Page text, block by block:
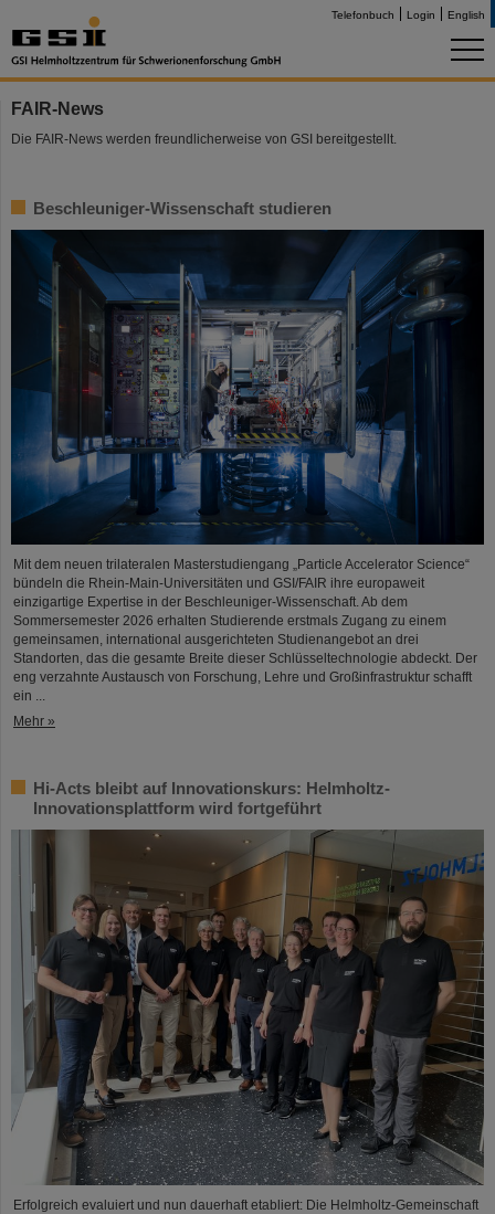
Telefonbuch Login English
FAIR-News
Die FAIR-News werden freundlicherweise von GSI bereitgestellt.
Beschleuniger-Wissenschaft studieren
Mit dem neuen trilateralen Masterstudiengang „Particle Accelerator Science“
bündeln die Rhein-Main-Universitäten und GSI/FAIR ihre europaweit
einzigartige Expertise in der Beschleuniger-Wissenschaft. Ab dem
Sommersemester 2026 erhalten Studierende erstmals Zugang zu einem
gemeinsamen, international ausgerichteten Studienangebot an drei
Standorten, das die gesamte Breite dieser Schlüsseltechnologie abdeckt. Der
eng verzahnte Austausch von Forschung, Lehre und Großinfrastruktur schafft
ein ...
Mehr »
Hi-Acts bleibt auf Innovationskurs: Helmholtz-
Innovationsplattform wird fortgeführt
Erfolgreich evaluiert und nun dauerhaft etabliert: Die Helmholtz-Gemeinschaft